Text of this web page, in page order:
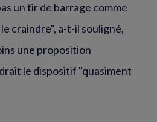
un tir de barrage comme
craindre", a-t-il souligné,
une proposition
le dispositif "quasiment